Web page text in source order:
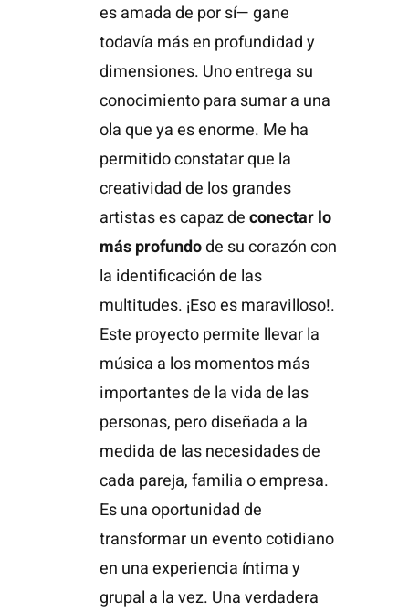
es amada de por sí— gane
todavía más en profundidad y
dimensiones. Uno entrega su
conocimiento para sumar a una
ola que ya es enorme. Me ha
permitido constatar que la
creatividadde los grandes
artistas es capaz deconectar lo
más profundode su corazón con
la identificación de las
multitudes. ¡Eso es maravilloso!.
Este proyecto permite llevar la
música a los momentos más
importantes de la vida de las
personas, pero diseñada a la
medida de las necesidades de
cada pareja, familia o empresa.
Es una oportunidad de
transformar un evento cotidiano
en una experiencia íntima y
grupal a la vez. Una verdadera